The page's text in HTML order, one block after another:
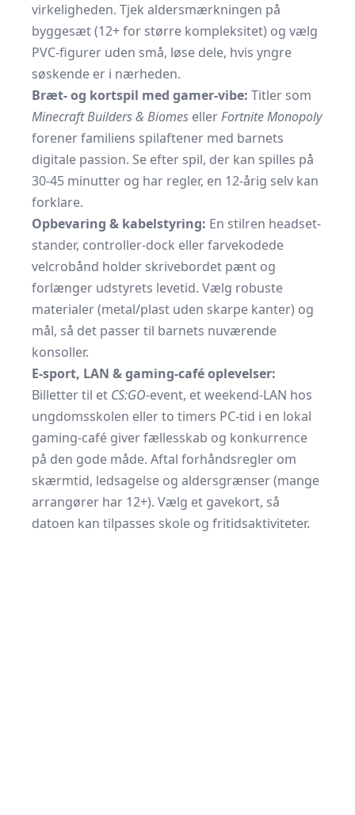
virkeligheden. Tjek aldersmærkningen på
byggesæt (12+ for større kompleksitet) og vælg
PVC-figurer uden små, løse dele, hvis yngre
søskende er i nærheden.
Bræt- og kortspil med gamer-vibe: Titler som
Minecraft Builders & Biomes ellerFortnite Monopoly
forener familiens spilaftener med barnets
digitale passion. Se efter spil, der kan spilles på
30-45 minutter og har regler, en 12-årig selv kan
forklare.
Opbevaring & kabelstyring: En stilren headset-
stander, controller-dock eller farvekodede
velcrobånd holder skrivebordet pænt og
forlænger udstyrets levetid. Vælg robuste
materialer (metal/plast uden skarpe kanter) og
mål, så det passer til barnets nuværende
konsoller.
E-sport, LAN & gaming-café oplevelser:
Billetter til et CS:GO-event, et weekend-LAN hos
ungdomsskolen eller to timers PC-tid i en lokal
gaming-café giver fællesskab og konkurrence
på den gode måde. Aftal forhåndsregler om
skærmtid, ledsagelse og aldersgrænser (mange
arrangører har 12+). Vælg et gavekort, så
datoen kan tilpasses skole og fritidsaktiviteter.